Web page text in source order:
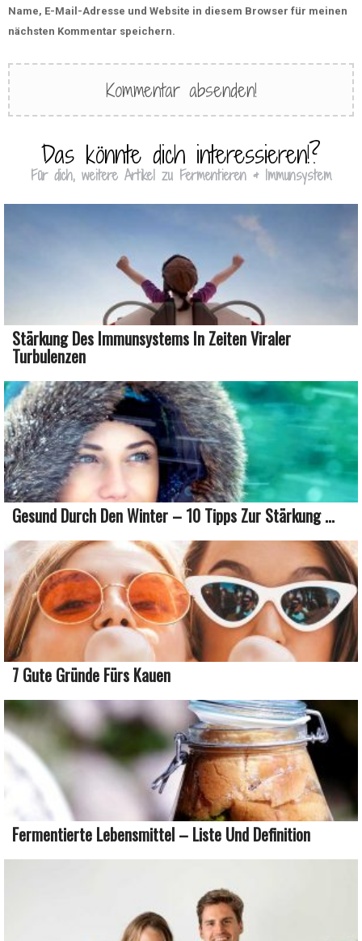
Name, E-Mail-Adresse und Website in diesem Browser für meinen
nächsten Kommentar speichern.
Das könnte dich interessieren!?
Für dich, weitere Artikel zu Fermentieren & Immunsystem
Stärkung Des Immunsystems In Zeiten Viraler
Turbulenzen
Gesund Durch Den Winter – 10 Tipps Zur Stärkung ...
7 Gute Gründe Fürs Kauen
Fermentierte Lebensmittel – Liste Und Definition